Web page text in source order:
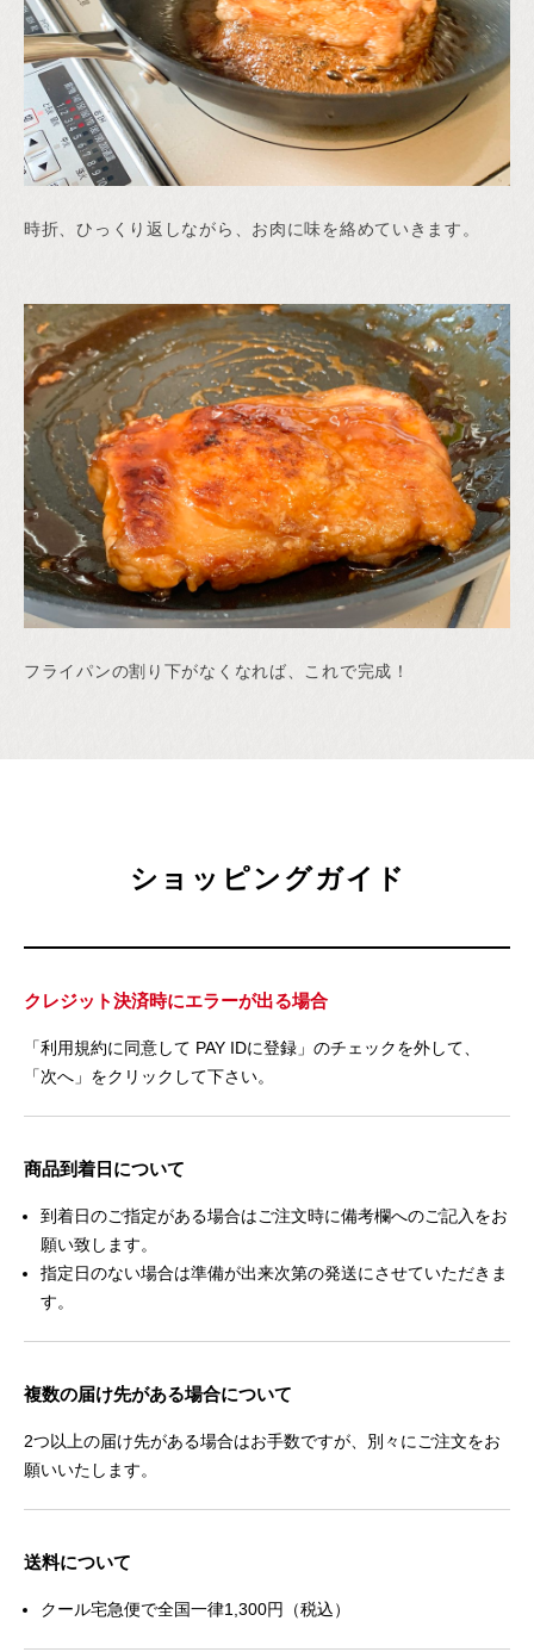
時折、ひっくり返しながら、お肉に味を絡めていきます。
フライパンの割り下がなくなれば、これで完成！
ショッピングガイド
クレジット決済時にエラーが出る場合
「利用規約に同意して PAY IDに登録」のチェックを外して、
「次へ」をクリックして下さい。
商品到着日について
到着日のご指定がある場合はご注文時に備考欄へのご記入をお
願い致します。
指定日のない場合は準備が出来次第の発送にさせていただきま
す。
複数の届け先がある場合について
2つ以上の届け先がある場合はお手数ですが、別々にご注文をお
願いいたします。
送料について
クール宅急便で全国一律1,300円（税込）